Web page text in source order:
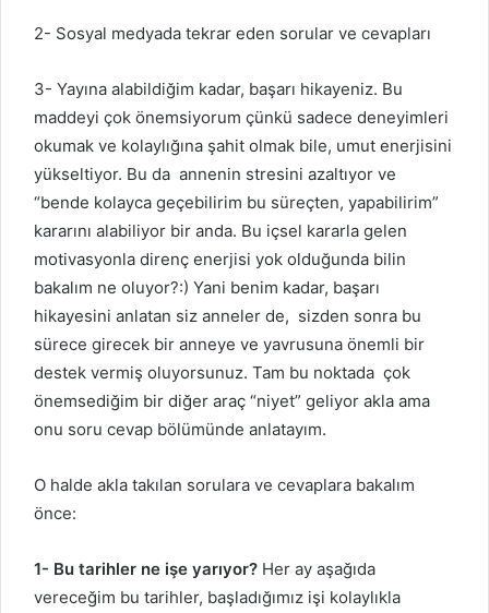
2- Sosyal medyada tekrar eden sorular ve cevapları
3- Yayına alabildiğim kadar, başarı hikayeniz. Bu
maddeyi çok önemsiyorum çünkü sadece deneyimleri
okumak ve kolaylığına şahit olmak bile, umut enerjisini
yükseltiyor. Bu da annenin stresini azaltıyor ve
“bende kolayca geçebilirim bu süreçten, yapabilirim”
kararını alabiliyor bir anda. Bu içsel kararla gelen
motivasyonla direnç enerjisi yok olduğunda bilin
bakalım ne oluyor?:) Yani benim kadar, başarı
hikayesini anlatan siz anneler de, sizden sonra bu
sürece girecek bir anneye ve yavrusuna önemli bir
destek vermiş oluyorsunuz. Tam bu noktada çok
önemsediğim bir diğer araç “niyet” geliyor akla ama
onu soru cevap bölümünde anlatayım.
O halde akla takılan sorulara ve cevaplara bakalım
önce:
1- Bu tarihler ne işe yarıyor? Her ay aşağıda
vereceğim bu tarihler, başladığımız işi kolaylıkla